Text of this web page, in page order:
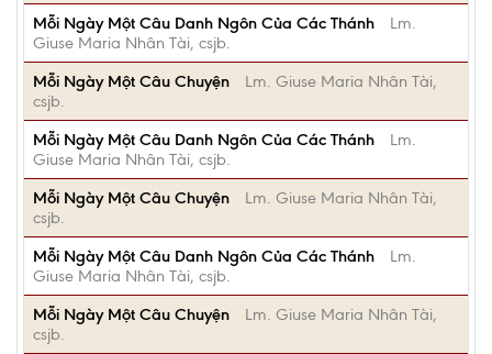
Mỗi Ngày Một Câu Danh Ngôn Của Các Thánh
Lm.
Giuse Maria Nhân Tài, csjb.
Mỗi Ngày Một Câu Chuyện
Lm. Giuse Maria Nhân Tài,
csjb.
Mỗi Ngày Một Câu Danh Ngôn Của Các Thánh
Lm.
Giuse Maria Nhân Tài, csjb.
Mỗi Ngày Một Câu Chuyện
Lm. Giuse Maria Nhân Tài,
csjb.
Mỗi Ngày Một Câu Danh Ngôn Của Các Thánh
Lm.
Giuse Maria Nhân Tài, csjb.
Mỗi Ngày Một Câu Chuyện
Lm. Giuse Maria Nhân Tài,
csjb.